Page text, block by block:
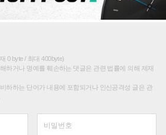
0 byte / 최대 400byte)
하거나 명예를 훼손하는 댓글은 관련 법률에 의해 제재
하하는 단어가 내용에 포함되거나 인신공격성 글은 관